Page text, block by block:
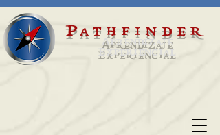
Pathfinder
Aprendizaje
Experiencial